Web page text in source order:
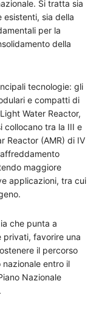
Si tratta sia
esistenti, sia della
per la
della
tecnologie: gli
e compatti di
Water Reactor,
collocano tra la III e
Reactor (AMR) di IV
maggiore
applicazioni, tra cui
che punta a
privati, favorire una
il percorso
entro il
Nazionale